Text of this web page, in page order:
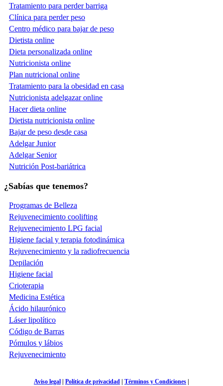
Tratamiento para perder barriga
Clínica para perder peso
Centro médico para bajar de peso
Dietista online
Dieta personalizada online
Nutricionista online
Plan nutricional online
Tratamiento para la obesidad en casa
Nutricionista adelgazar online
Hacer dieta online
Dietista nutricionista online
Bajar de peso desde casa
Adelgar Junior
Adelgar Senior
Nutrición Post-bariátrica
¿Sabías que tenemos?
Programas de Belleza
Rejuvenecimiento coolifting
Rejuvenecimiento LPG facial
Higiene facial y terapia fotodinámica
Rejuvenecimiento y la radiofrecuencia
Depilación
Higiene facial
Crioterapia
Medicina Estética
Ácido hilaurónico
Láser lipolítico
Código de Barras
Pómulos y lábios
Rejuvenecimiento
Aviso legal | Política de privacidad | Términos y Condiciones |